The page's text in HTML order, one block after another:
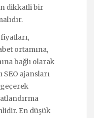
dikkatli bir
ortamına,
bağlı olarak
ajansları
En düşük